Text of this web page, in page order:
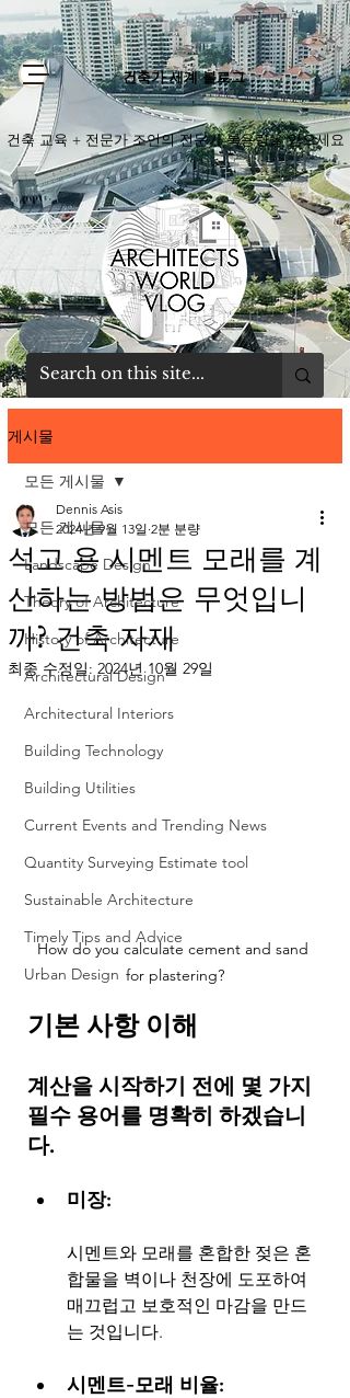
건축가 세계 블로그
건축 교육 + 전문가 조언의 전문가 복용량을 얻으세요
게시물
모든 게시물
Landscape Design
Theory of Architecture
History of Architecture
Architectural Design
Architectural Interiors
Building Technology
Building Utilities
Current Events and Trending News
Quantity Surveying Estimate tool
Sustainable Architecture
Timely Tips and Advice
Urban Design
모든 게시물
석고 용 시멘트 모래를 계
산하는 방법은 무엇입니
까? 건축 자재
Dennis Asis
2024년 9월 13일 2분 분량
최종 수정일: 2024년 10월 29일
How do you calculate cement and sand
for plastering?
기본 사항 이해
계산을 시작하기 전에 몇 가지
필수 용어를 명확히 하겠습니
다.
미장:
시멘트와 모래를 혼합한 젖은 혼
합물을 벽이나 천장에 도포하여
매끄럽고 보호적인 마감을 만드
는 것입니다.
시멘트-모래 비율: